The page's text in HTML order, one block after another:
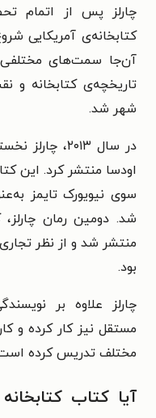
چارلز پس از اتمام
کتابخانه‌ی آمریکایی
آن‌جا سمت‌های
تاریخچه‌ی کتابخانه
شهر شد.
در سال ۲۰۱۳،
اودسا منتشر کرد. این
سوی نیویورک تایمز
منتشر شد و از نظر
بود.
چارلز علاوه بر
مستقل نیز کار کرده و
مختلف تدریس کرده
آیا کتاب